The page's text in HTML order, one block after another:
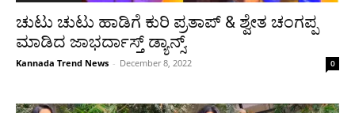
ಚುಟು ಚುಟು ಹಾಡಿಗೆ ಕುರಿ ಪ್ರತಾಪ್ & ಶ್ವೇತ ಚಂಗಪ್ಪ
ಮಾಡಿದ ಜಾಭರ್ದಾಸ್ತ್ ಡ್ಯಾನ್ಸ್.
Kannada Trend News - December 8, 2022 0